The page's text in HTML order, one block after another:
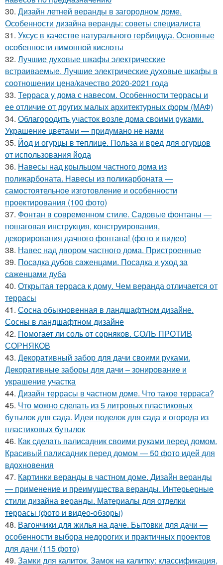
30. Дизайн летней веранды в загородном доме.
Особенности дизайна веранды: советы специалиста
31. Уксус в качестве натурального гербицида. Основные
особенности лимонной кислоты
32. Лучшие духовые шкафы электрические
встраиваемые. Лучшие электрические духовые шкафы в
соотношении цена/качество 2020-2021 года
33. Терраса у дома с навесом. Особенности террасы и
ее отличие от других малых архитектурных форм (МАФ)
34. Облагородить участок возле дома своими руками.
Украшение цветами — придумано не нами
35. Йод и огурцы в теплице. Польза и вред для огурцов
от использования йода
36. Навесы над крыльцом частного дома из
поликарбоната. Навесы из поликарбоната —
самостоятельное изготовление и особенности
проектирования (100 фото)
37. Фонтан в современном стиле. Садовые фонтаны —
пошаговая инструкция, конструирования,
декорирования дачного фонтана! (фото и видео)
38. Навес над двором частного дома. Пристроенные
39. Посадка дубов саженцами. Посадка и уход за
саженцами дуба
40. Открытая терраса к дому. Чем веранда отличается от
террасы
41. Сосна обыкновенная в ландшафтном дизайне.
Сосны в ландшафтном дизайне
42. Помогает ли соль от сорняков. СОЛЬ ПРОТИВ
СОРНЯКОВ
43. Декоративный забор для дачи своими руками.
Декоративные заборы для дачи – зонирование и
украшение участка
44. Дизайн террасы в частном доме. Что такое терраса?
45. Что можно сделать из 5 литровых пластиковых
бутылок для сада. Идеи поделок для сада и огорода из
пластиковых бутылок
46. Как сделать палисадник своими руками перед домом.
Красивый палисадник перед домом — 50 фото идей для
вдохновения
47. Картинки веранды в частном доме. Дизайн веранды
— применение и преимущества веранды. Интерьерные
стили дизайна веранды. Материалы для отделки
террасы (фото и видео-обзоры)
48. Вагончики для жилья на даче. Бытовки для дачи —
особенности выбора недорогих и практичных проектов
для дачи (115 фото)
49. Замки для калиток. Замок на калитку: классификация,